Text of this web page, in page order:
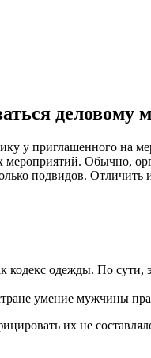
деловому
у приглашенного на
мероприятий. Обычно,
подвидов.
кодекс одежды. По
умение мужчины
их не